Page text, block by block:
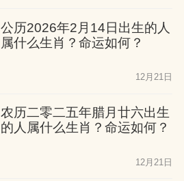
公历2026年2月14日出生的人
属什么生肖？命运如何？
12月21日
农历二零二五年腊月廿六出生
的人属什么生肖？命运如何？
12月21日